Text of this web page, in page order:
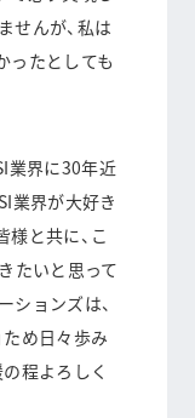
せんが、私は
ったとしても
業界に30年近
業界が大好き
と共に、こ
たいと思って
ションズは、
ため日々歩み
程よろしく